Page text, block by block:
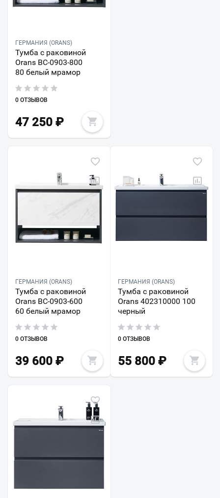
ГЕРМАНИЯ (ORANS)
Тумба с раковиной
Orans BC-0903-800
80 белый мрамор
0 ОТЗЫВОВ
47 250 ₽
ГЕРМАНИЯ (ORANS)
Тумба с раковиной
Orans BC-0903-600
60 белый мрамор
0 ОТЗЫВОВ
39 600 ₽
ГЕРМАНИЯ (ORANS)
Тумба с раковиной
Orans 402310000 100
черный
0 ОТЗЫВОВ
55 800₽